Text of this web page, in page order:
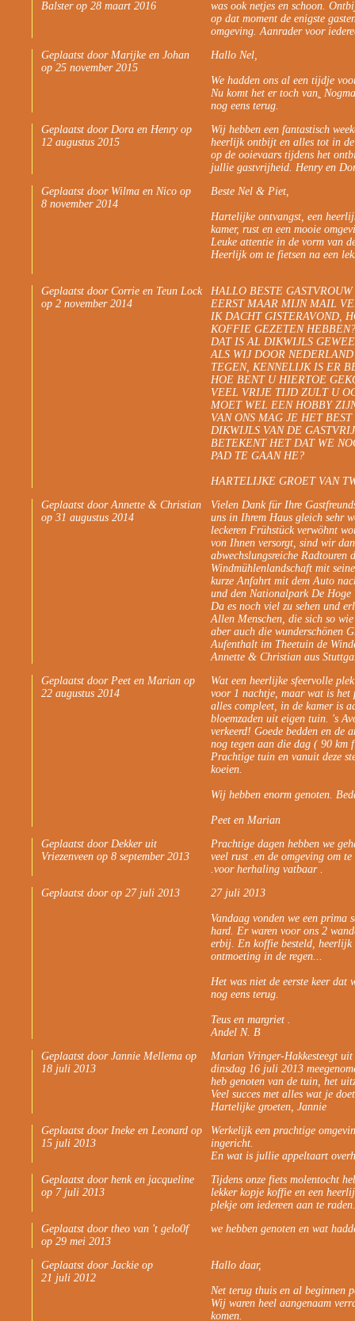
Balster op 28 maart 2016
was ook netjes en schoon.
op dat moment de enigste
omgeving. Aanrader voor
Geplaatst door Marijke en Johan
op 25 november 2015
Hallo Nel,
We hadden ons al een tijdje
Nu komt het er toch van.
nog eens terug.
Geplaatst door Dora en Henry op
12 augustus 2015
Wij hebben een fantastisch
heerlijk ontbijt en alles tot in
op de ooievaars tijdens het
jullie gastvrijheid. Henry en
Geplaatst door Wilma en Nico op
8 november 2014
Beste Nel & Piet,
Hartelijke ontvangst, een
kamer, rust en een mooie
Leuke attentie in de vorm van
Heerlijk om te fietsen na een
Geplaatst door Corrie en Teun Lock
op 2 november 2014
HALLO BESTE
EERST MAAR MIJN MAIL
IK DACHT GISTERAVOND,
KOFFIE GEZETEN HEBBEN?
DAT IS AL DIKWIJLS
ALS WIJ DOOR
TEGEN, KENNELIJK IS ER
HOE BENT U HIERTOE
VEEL VRIJE TIJD ZULT U
MOET WEL EEN HOBBY
VAN ONS MAG JE HET
DIKWIJLS VAN DE
BETEKENT HET DAT WE
PAD TE GAAN HE?
HARTELIJKE GROET VAN
Geplaatst door Annette & Christian
op 31 augustus 2014
Vielen Dank für Ihre
uns in Ihrem Haus gleich sehr
leckeren Frühstück verwöhnt
von Ihnen versorgt, sind wir
abwechslungsreiche
Windmühlenlandschaft mit
kurze Anfahrt mit dem Auto
und den Nationalpark De Hoge
Da es noch viel zu sehen und
Allen Menschen, die sich so
aber auch die wunderschönen
Aufenthalt im Theetuin de
Annette & Christian aus
Geplaatst door Peet en Marian op
22 augustus 2014
Wat een heerlijke sfeervolle
voor 1 nachtje, maar wat is het
alles compleet, in de kamer is
bloemzaden uit eigen tuin. 's
verkeerd! Goede bedden en de
nog tegen aan die dag ( 90 km
Prachtige tuin en vanuit deze
koeien.
Wij hebben enorm genoten.
Peet en Marian
Geplaatst door Dekker uit
Vriezenveen op 8 september 2013
Prachtige dagen hebben we
veel rust .en de omgeving om
.voor herhaling vatbaar .
Geplaatst door op 27 juli 2013
27 juli 2013
Vandaag vonden we een
hard. Er waren voor ons 2
erbij. En koffie besteld, heerlijk
ontmoeting in de regen...
Het was niet de eerste keer dat
nog eens terug.
Teus en margriet .
Andel N. B
Geplaatst door Jannie Mellema op
18 juli 2013
Marian Vringer-Hakkesteegt
dinsdag 16 juli 2013
heb genoten van de tuin, het
Veel succes met alles wat je
Hartelijke groeten, Jannie
Geplaatst door Ineke en Leonard op
15 juli 2013
Werkelijk een prachtige
ingericht.
En wat is jullie appeltaart
Geplaatst door henk en jacqueline
op 7 juli 2013
Tijdens onze fiets molentocht
lekker kopje koffie en een
plekje om iedereen aan te raden.
Geplaatst door theo van 't gelo0f
op 29 mei 2013
we hebben genoten en wat
Geplaatst door Jackie op
21 juli 2012
Hallo daar,
Net terug thuis en al beginnen
Wij waren heel aangenaam
komen.